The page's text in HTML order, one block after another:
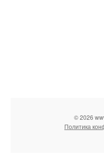
© 2026
Политика